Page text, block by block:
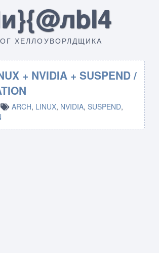
ХЕЛЛОУВОРЛДЩИКА
+ NVIDIA + SUSPEND /
ARCH, LINUX, NVIDIA, SUSPEND,